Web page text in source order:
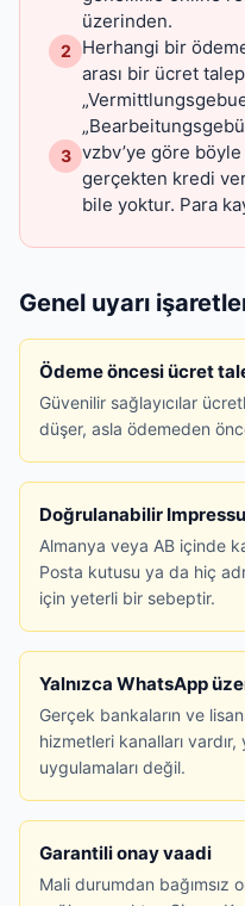
üzerinden.
2
Herhangi bir
arası bir ücret
3 vzbv’ye göre
gerçekten kredi
bile yoktur. Para
Genel uyarı
Ödeme öncesi ücret
Güvenilir sağlayıcılar
düşer, asla ödemeden
Doğrulanabilir
Almanya veya AB içinde
Posta kutusu ya da hiç
için yeterli bir sebeptir.
Yalnızca WhatsApp
Gerçek bankaların ve
hizmetleri kanalları vardır,
uygulamaları değil.
Garantili onay vaadi
Mali durumdan